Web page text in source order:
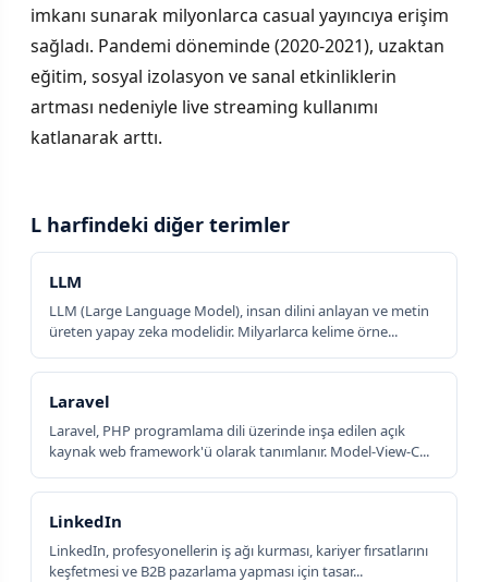
imkanı sunarak milyonlarca casual yayıncıya erişim
sağladı. Pandemi döneminde (2020-2021), uzaktan
eğitim, sosyal izolasyon ve sanal etkinliklerin
artması nedeniyle live streaming kullanımı
katlanarak arttı.
L harfindeki diğer terimler
LLM
LLM (Large Language Model), insan dilini anlayan ve metin
üreten yapay zeka modelidir. Milyarlarca kelime örne...
Laravel
Laravel, PHP programlama dili üzerinde inşa edilen açık
kaynak web framework'ü olarak tanımlanır. Model-View-C...
LinkedIn
LinkedIn, profesyonellerin iş ağı kurması, kariyer fırsatlarını
keşfetmesi ve B2B pazarlama yapması için tasar...